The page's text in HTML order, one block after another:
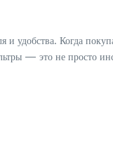
удобства. Когда
— это не просто